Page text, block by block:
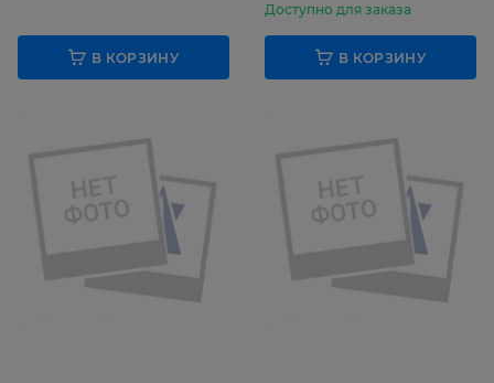
В КОРЗИНУ
Доступно для заказа
В КОРЗИНУ